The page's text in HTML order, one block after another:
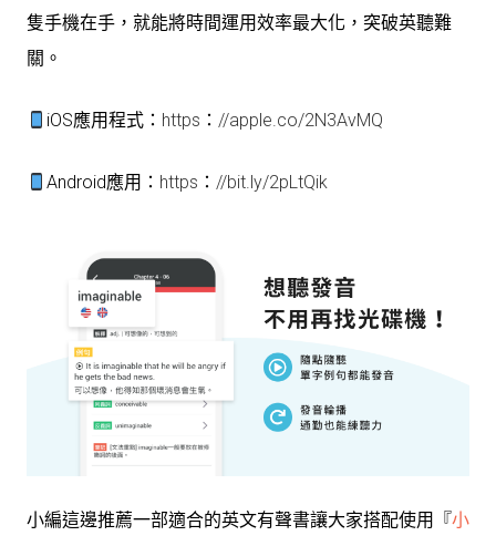
隻手機在手，就能將時間運用效率最大化，突破英聽難
關。
iOS應用程式： https ：//apple.co/2N3AvMQ
Android應用： https ：//bit.ly/2pLtQik
小編這邊推薦一部適合的英文有聲書讓大家搭配使用『小